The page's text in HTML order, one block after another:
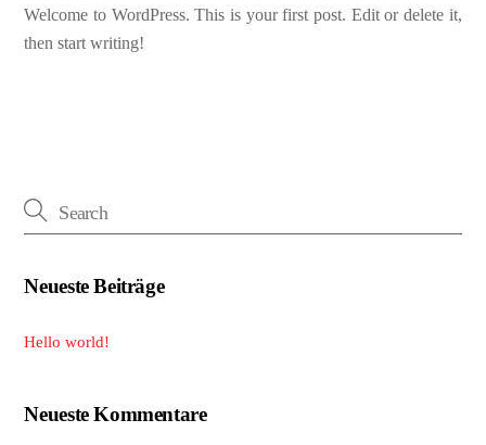
Welcome to WordPress. This is your first post. Edit or delete it,
then start writing!
Neueste Beiträge
Hello world!
Neueste Kommentare